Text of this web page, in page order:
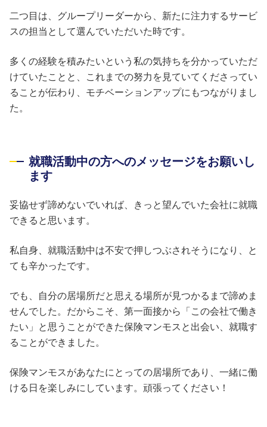
二つ目は、グループリーダーから、新たに注力するサービ
スの担当として選んでいただいた時です。
多くの経験を積みたいという私の気持ちを分かっていただ
けていたことと、これまでの努力を見ていてくださってい
ることが伝わり、モチベーションアップにもつながりまし
た。
就職活動中の方へのメッセージをお願いし
ます
妥協せず諦めないでいれば、きっと望んでいた会社に就職
できると思います。
私自身、就職活動中は不安で押しつぶされそうになり、と
ても辛かったです。
でも、自分の居場所だと思える場所が見つかるまで諦めま
せんでした。だからこそ、第一面接から「この会社で働き
たい」と思うことができた保険マンモスと出会い、就職す
ることができました。
保険マンモスがあなたにとっての居場所であり、一緒に働
ける日を楽しみにしています。頑張ってください！